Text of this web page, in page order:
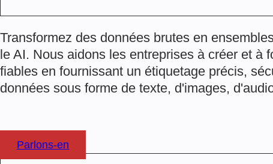
Transformez des données brutes en
le AI. Nous aidons les entreprises à créer et à
fiables en fournissant un étiquetage précis,
données sous forme de texte, d'images,
Parlons-en